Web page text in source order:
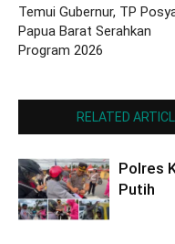
Temui Gubernur, TP
Papua Barat Serahkan
Program 2026
RELATED
Polres
Putih